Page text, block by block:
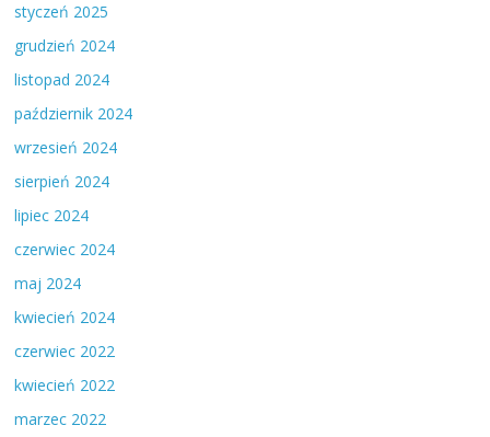
styczeń 2025
grudzień 2024
listopad 2024
październik 2024
wrzesień 2024
sierpień 2024
lipiec 2024
czerwiec 2024
maj 2024
kwiecień 2024
czerwiec 2022
kwiecień 2022
marzec 2022